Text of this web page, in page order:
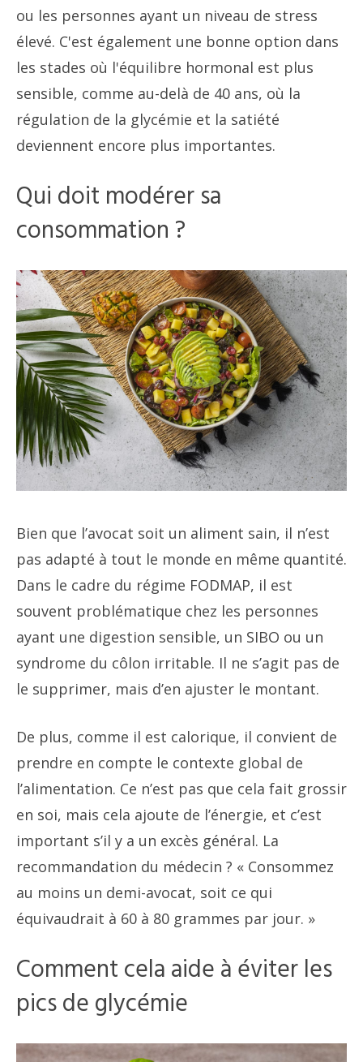
ou les personnes ayant un niveau de stress
élevé. C'est également une bonne option dans
les stades où l'équilibre hormonal est plus
sensible, comme au-delà de 40 ans, où la
régulation de la glycémie et la satiété
deviennent encore plus importantes.
Qui doit modérer sa
consommation ?
Bien que l’avocat soit un aliment sain, il n’est
pas adapté à tout le monde en même quantité.
Dans le cadre du régime FODMAP, il est
souvent problématique chez les personnes
ayant une digestion sensible, un SIBO ou un
syndrome du côlon irritable. Il ne s’agit pas de
le supprimer, mais d’en ajuster le montant.
De plus, comme il est calorique, il convient de
prendre en compte le contexte global de
l’alimentation. Ce n’est pas que cela fait grossir
en soi, mais cela ajoute de l’énergie, et c’est
important s’il y a un excès général. La
recommandation du médecin ? « Consommez
au moins un demi-avocat, soit ce qui
équivaudrait à 60 à 80 grammes par jour. »
Comment cela aide à éviter les
pics de glycémie